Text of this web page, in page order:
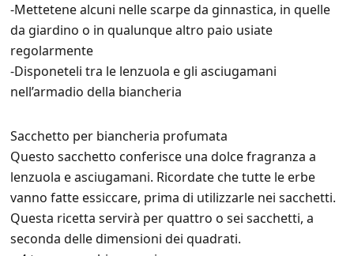
-Mettetene alcuni nelle scarpe da ginnastica, in quelle
da giardino o in qualunque altro paio usiate
regolarmente
-Disponeteli tra le lenzuola e gli asciugamani
nell’armadio della biancheria
Sacchetto per biancheria profumata
Questo sacchetto conferisce una dolce fragranza a
lenzuola e asciugamani. Ricordate che tutte le erbe
vanno fatte essiccare, prima di utilizzarle nei sacchetti.
Questa ricetta servirà per quattro o sei sacchetti, a
seconda delle dimensioni dei quadrati.